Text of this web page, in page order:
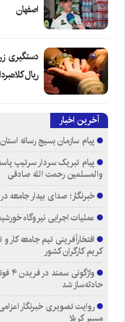
اصفهان
ریال
آخرین اخبار
پیام سازمان بسیج رسانه
پیام تبریک سردار سرتیپ
والمسلمین رحمت الله صادقی
خبرنگار؛ صدای بیدار جامعه
عملیات اجرایی نیروگاه
افتخارآفرینی تیم جامعه کار
کریم کارگران کشور
حادثه‌ساز شد
روایت تصویری خبرنگار
مسیر کربلا